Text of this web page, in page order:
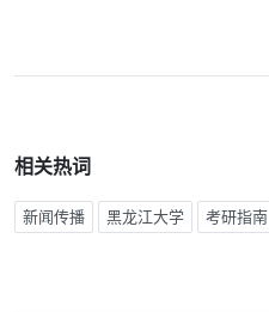
相关热词
新闻传播 黑龙江大学 考研指南